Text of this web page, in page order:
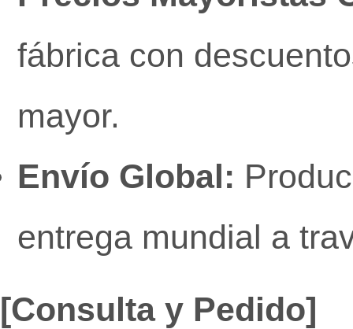
fábrica con
mayor.
Envío Global:
entrega mundial a
[Consulta y Pedido]